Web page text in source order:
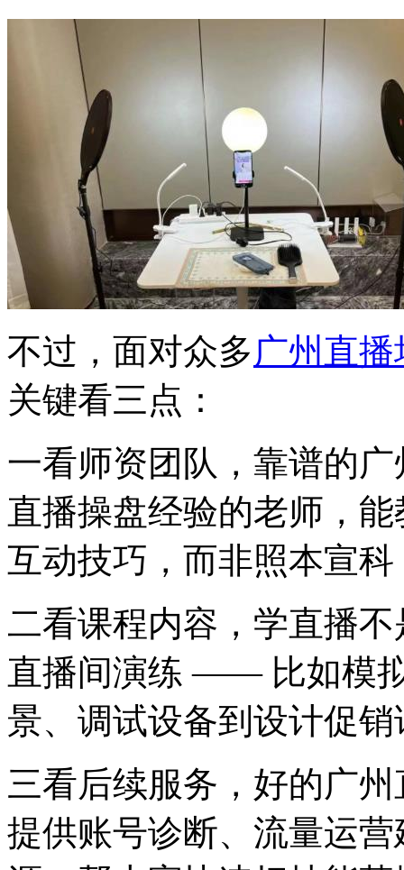
不过，面对众多广州直播
关键看三点：
一看师资团队，靠谱的
直播操盘经验的老师，
互动技巧，而非照本宣科
二看课程内容，学直播
直播间演练 —— 比如模
景、调试设备到设计促
三看后续服务，好的广
提供账号诊断、流量运